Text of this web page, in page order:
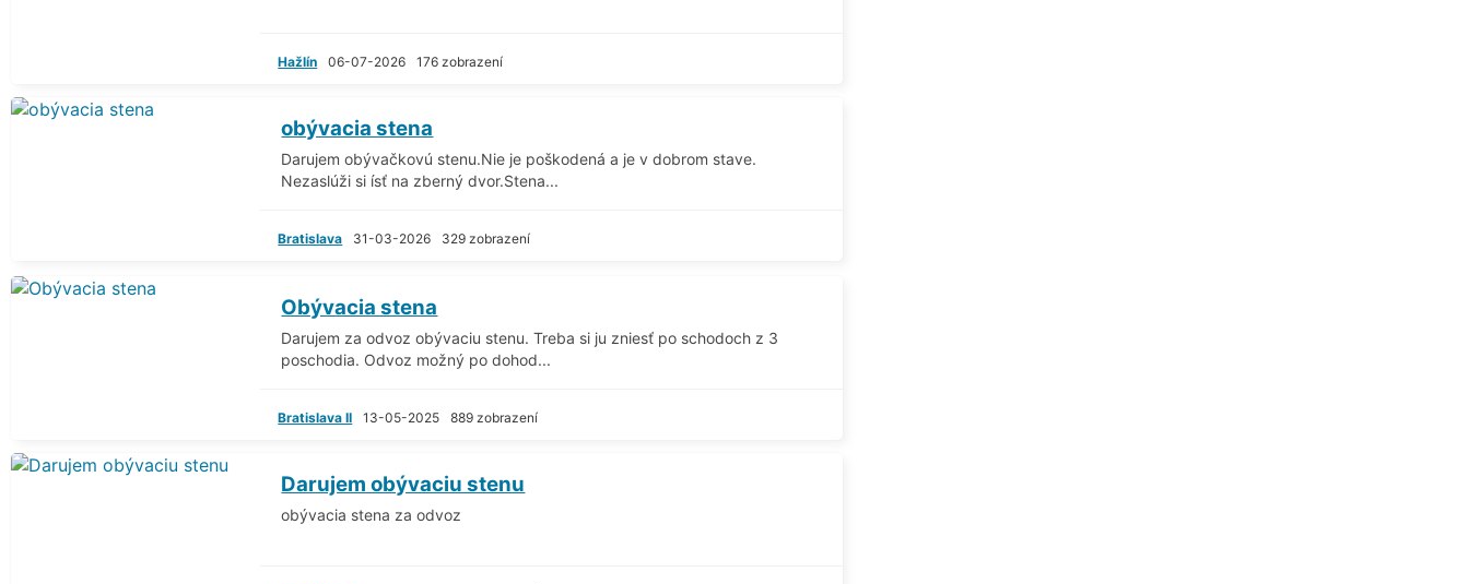
Hažlín 06-07-2026 176 zobrazení
obývacia stena
Darujem obývačkovú stenu.Nie je poškodená a je v dobrom stave.
Nezaslúži si ísť na zberný dvor.Stena...
Bratislava 31-03-2026 329 zobrazení
Obývacia stena
Darujem za odvoz obývaciu stenu. Treba si ju zniesť po schodoch z 3
poschodia. Odvoz možný po dohod...
Bratislava II 13-05-2025 889 zobrazení
Darujem obývaciu stenu
obývacia stena za odvoz